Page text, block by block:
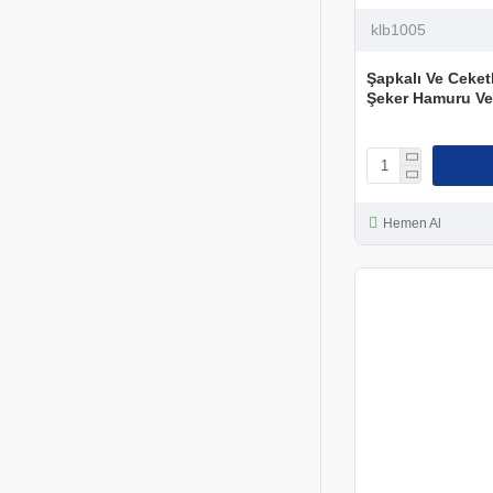
klb1005
Şapkalı Ve
Şeker Hamuru
Hemen Al